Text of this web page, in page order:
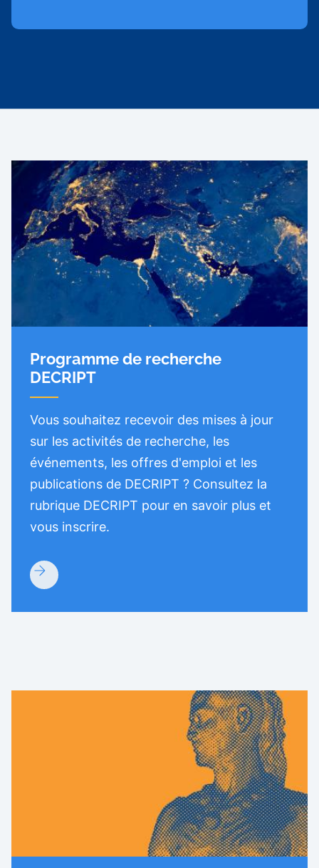
Programme de recherche
DECRIPT
Vous souhaitez recevoir des mises à jour
sur les activités de recherche, les
événements, les offres d'emploi et les
publications de DECRIPT ? Consultez la
rubrique DECRIPT pour en savoir plus et
vous inscrire.